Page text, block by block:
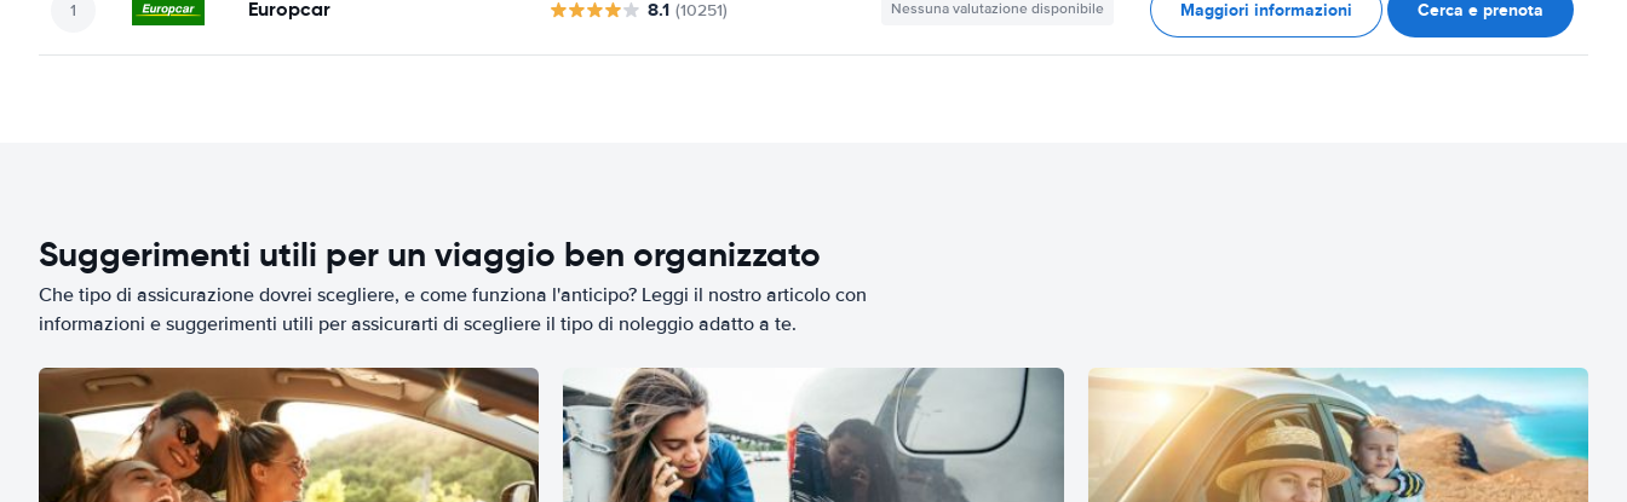
Europcar 8.1 (10251) Nessuna valutazione disponibile Maggiori informazioni Cerca e prenota
Suggerimenti utili per un viaggio ben organizzato
Che tipo di assicurazione dovrei scegliere, e come funziona l'anticipo? Leggi il nostro articolo con
informazioni e suggerimenti utili per assicurarti di scegliere il tipo di noleggio adatto a te.